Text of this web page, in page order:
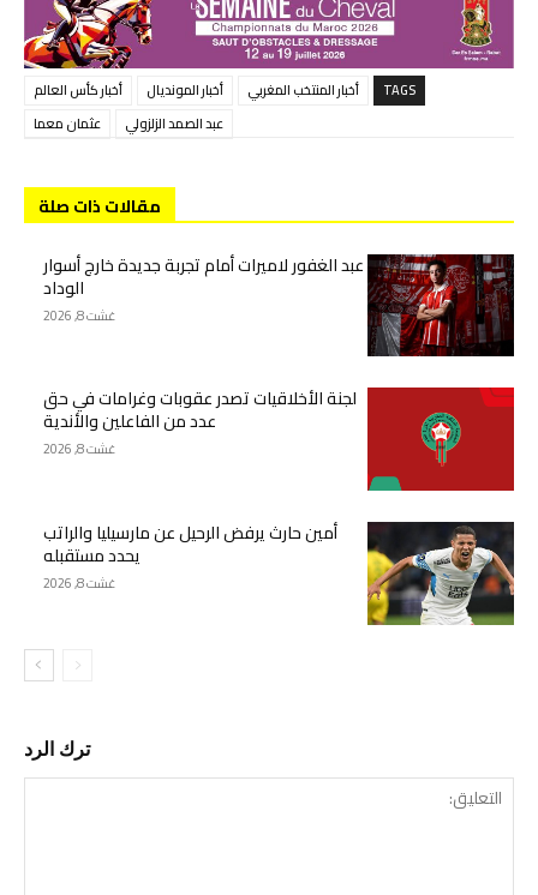
TAGS أخبار المنتخب المغربي أخبار المونديال
أخبار كأس العالم
عبد الصمد الزلزولي
عثمان معما
مقالات ذات صلة
عبد الغفور لاميرات أمام تجربة جديدة خارج أسوار
الوداد
غشت 8, 2026
لجنة الأخلاقيات تصدر عقوبات وغرامات في حق
عدد من الفاعلين والأندية
غشت 8, 2026
أمين حارث يرفض الرحيل عن مارسيليا والراتب
يحدد مستقبله
غشت 8, 2026
ترك الرد